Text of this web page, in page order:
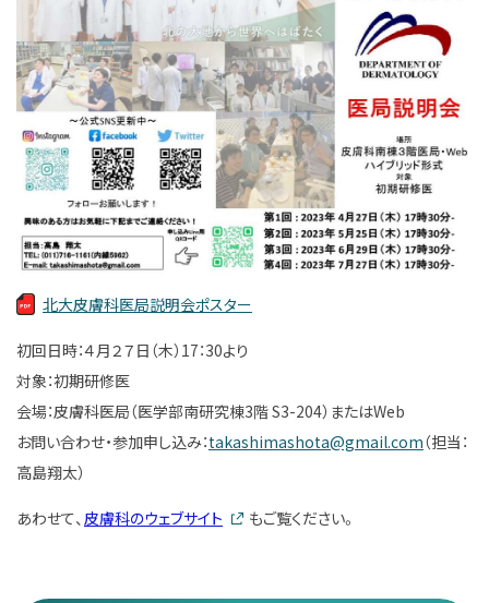
北大皮膚科医局説明会ポスター
初回日時：４月２７日（木）17：30より
対象：初期研修医
会場：皮膚科医局（医学部南研究棟3階 S3-204）またはWeb
お問い合わせ・参加申し込み：takashimashota@gmail.com（担当：
高島翔太）
あわせて、皮膚科のウェブサイト もご覧ください。